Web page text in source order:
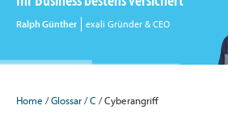
Ralph Günther exali Gründer & CEO
Home Glossar C Cyberangriff